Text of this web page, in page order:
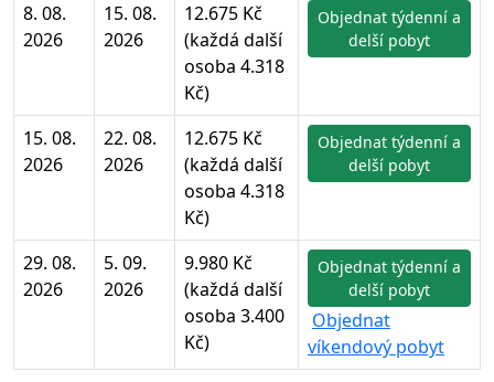
8. 08.
2026
15. 08.
2026
12.675 Kč
(každá další
osoba 4.318
Kč)
Objednat týdenní a
delší pobyt
15. 08.
2026
22. 08.
2026
12.675 Kč
(každá další
osoba 4.318
Kč)
Objednat týdenní a
delší pobyt
29. 08.
2026
5. 09.
2026
9.980 Kč
(každá další
osoba 3.400
Kč)
Objednat týdenní a
delší pobyt
Objednat
víkendový pobyt